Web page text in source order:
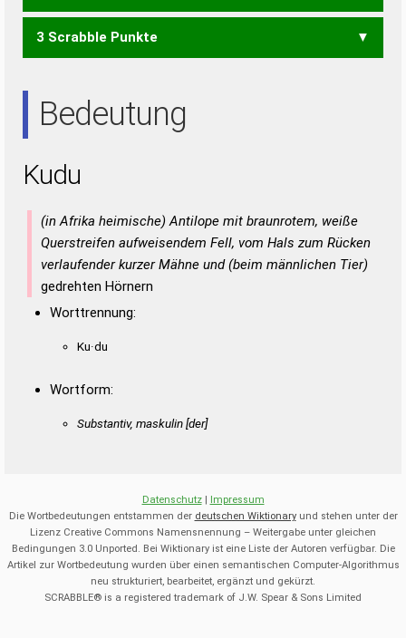
SUK
3 Scrabble Punkte
Bedeutung
Kudu
(in Afrika heimische) Antilope mit braunrotem, weiße
Querstreifen aufweisendem Fell, vom Hals zum Rücken
verlaufender kurzer Mähne und (beim männlichen Tier)
gedrehten Hörnern
Worttrennung:
Ku·du
Wortform:
Substantiv, maskulin [der]
Datenschutz| Impressum
Die Wortbedeutungen entstammen der deutschen Wiktionaryund stehen unter der
Lizenz Creative Commons Namensnennung – Weitergabe unter gleichen
Bedingungen 3.0 Unported. Bei Wiktionary ist eine Liste der Autoren verfügbar. Die
Artikel zur Wortbedeutung wurden über einen semantischen Computer-Algorithmus
neu strukturiert, bearbeitet, ergänzt und gekürzt.
SCRABBLE® is a registered trademark of J.W. Spear & Sons Limited